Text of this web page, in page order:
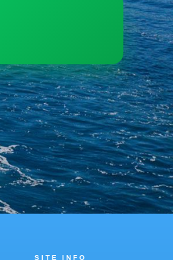
SITE INFO